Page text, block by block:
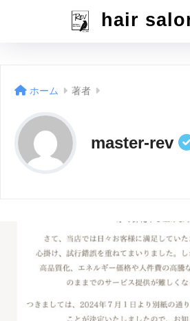
hair
ホーム 著者
master-rev